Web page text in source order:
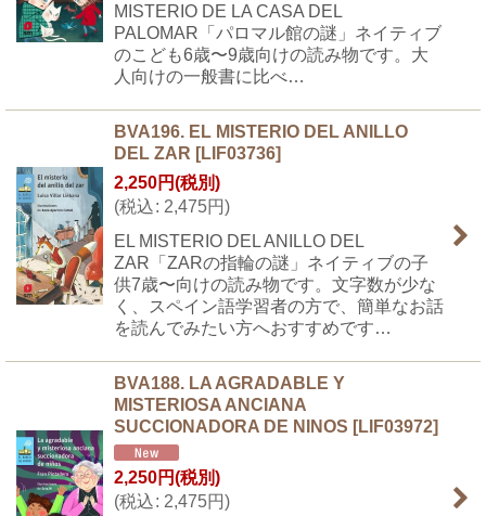
MISTERIO DE LA CASA DEL
PALOMAR「パロマル館の謎」ネイティブ
のこども6歳〜9歳向けの読み物です。大
人向けの一般書に比べ…
BVA196. EL MISTERIO DEL ANILLO
DEL ZAR [LIF03736]
2,250円(税別)
(税込: 2,475円)
EL MISTERIO DEL ANILLO DEL
ZAR「ZARの指輪の謎」ネイティブの子
供7歳〜向けの読み物です。文字数が少な
く、スペイン語学習者の方で、簡単なお話
を読んでみたい方へおすすめです…
BVA188. LA AGRADABLE Y
MISTERIOSA ANCIANA
SUCCIONADORA DE NINOS [LIF03972]
2,250円(税別)
(税込: 2,475円)